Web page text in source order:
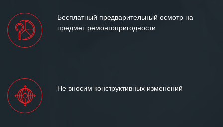
Бесплатный предварительный осмотр на
предмет ремонтопригодности
Не вносим конструктивных изменений